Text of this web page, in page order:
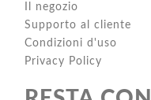
Il negozio
Supporto al cliente
Condizioni d'uso
Privacy Policy